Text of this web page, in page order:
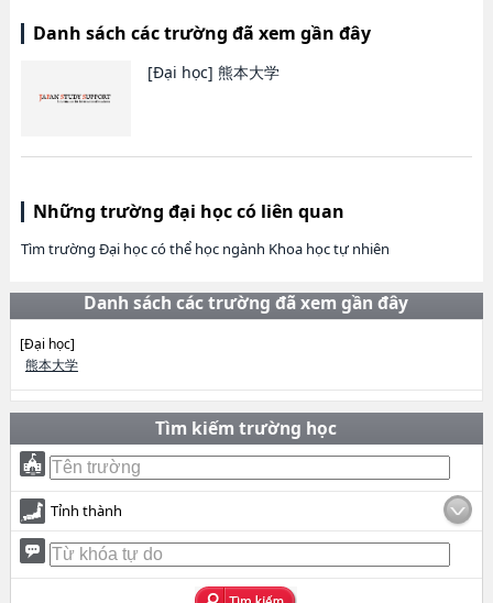
Danh sách các trường đã xem gần đây
[Đại học] 熊本大学
Những trường đại học có liên quan
Tìm trường Đại học có thể học ngành Khoa học tự nhiên
Danh sách các trường đã xem gần đây
[Đại học]
熊本大学
Tìm kiếm trường học
Tỉnh thành